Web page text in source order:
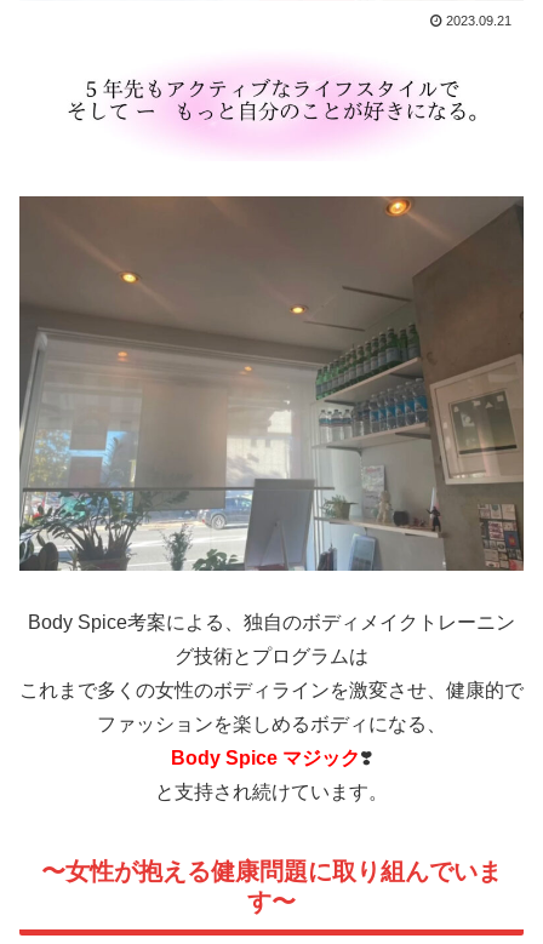
2023.09.21
Body Spice考案による、 独自のボディメイクトレーニン
グ技術とプログラムは
これまで多くの女性のボディラインを激変させ、健康的で
ファッションを楽しめるボディになる、
Body Spice マジック❣️
と支持され続けています。
〜女性が抱える健康問題に取り組んでいま
す〜